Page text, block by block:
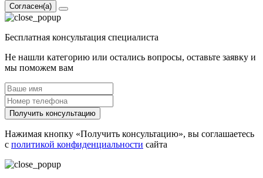
Согласен(а)
Бесплатная консультация специалиста
Не нашли категорию или остались вопросы, оставьте заявку и
мы поможем вам
Получить консультацию
Нажимая кнопку «Получить консультацию», вы соглашаетесь
с политикой конфиденциальности сайта